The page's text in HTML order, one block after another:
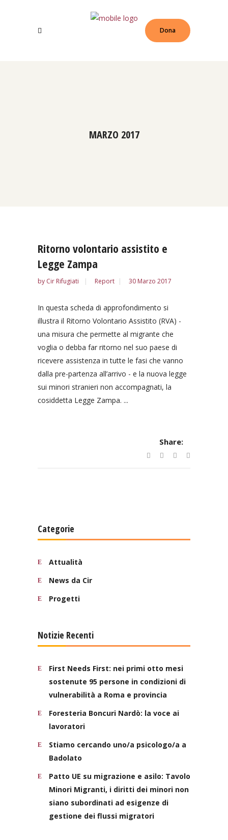
Dona
MARZO 2017
Ritorno volontario assistito e
Legge Zampa
by Cir Rifugiati Report 30 Marzo 2017
In questa scheda di approfondimento si
illustra il Ritorno Volontario Assistito (RVA) -
una misura che permette al migrante che
voglia o debba far ritorno nel suo paese di
ricevere assistenza in tutte le fasi che vanno
dalla pre-partenza all’arrivo - e la nuova legge
sui minori stranieri non accompagnati, la
cosiddetta Legge Zampa. ...
Share:
Categorie
Attualità
News da Cir
Progetti
Notizie Recenti
First Needs First: nei primi otto mesi
sostenute 95 persone in condizioni di
vulnerabilità a Roma e provincia
Foresteria Boncuri Nardò: la voce ai
lavoratori
Stiamo cercando uno/a psicologo/a a
Badolato
Patto UE su migrazione e asilo: Tavolo
Minori Migranti, i diritti dei minori non
siano subordinati ad esigenze di
gestione dei flussi migratori